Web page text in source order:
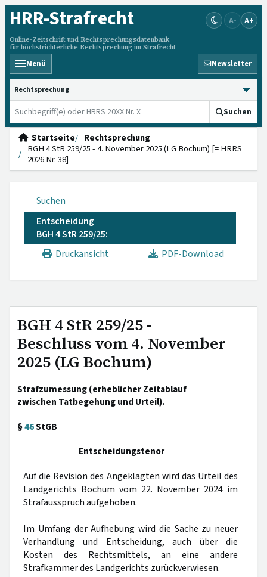
HRR-Strafrecht
Online-Zeitschrift und Rechtsprechungsdatenbank
für höchstrichterliche Rechtsprechung im Strafrecht
A- A+
Menü Newsletter
HRRS durchsuchen
Suchen
Startseite
Rechtsprechung
BGH 4 StR 259/25 - 4. November 2025 (LG Bochum) [= HRRS
2026 Nr. 38]
Suchen
Entscheidung
BGH 4 StR 259/25:
Druckansicht
PDF-Download
BGH 4 StR 259/25 -
Beschluss vom 4. November
2025 (LG Bochum)
Strafzumessung (erheblicher Zeitablauf
zwischen Tatbegehung und Urteil).
§46StGB
Entscheidungstenor
Auf die Revision des Angeklagten wird das Urteil des
Landgerichts Bochum vom 22. November 2024 im
Strafausspruch aufgehoben.
Im Umfang der Aufhebung wird die Sache zu neuer
Verhandlung und Entscheidung, auch über die
Kosten des Rechtsmittels, an eine andere
Strafkammer des Landgerichts zurückverwiesen.